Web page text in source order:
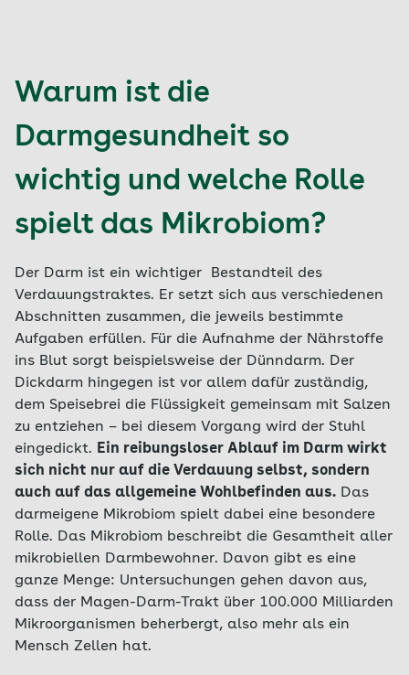
Warum ist die
Darmgesundheit so
wichtig und welche Rolle
spielt das Mikrobiom?
Der Darm ist ein wichtiger Bestandteil des
Verdauungstraktes. Er setzt sich aus verschiedenen
Abschnitten zusammen, die jeweils bestimmte
Aufgaben erfüllen. Für die Aufnahme der Nährstoffe
ins Blut sorgt beispielsweise der Dünndarm. Der
Dickdarm hingegen ist vor allem dafür zuständig,
dem Speisebrei die Flüssigkeit gemeinsam mit Salzen
zu entziehen – bei diesem Vorgang wird der Stuhl
eingedickt. Ein reibungsloser Ablauf im Darm wirkt
sich nicht nur auf die Verdauung selbst, sondern
auch auf das allgemeine Wohlbefinden aus. Das
darmeigene Mikrobiom spielt dabei eine besondere
Rolle. Das Mikrobiom beschreibt die Gesamtheit aller
mikrobiellen Darmbewohner. Davon gibt es eine
ganze Menge: Untersuchungen gehen davon aus,
dass der Magen-Darm-Trakt über 100.000 Milliarden
Mikroorganismen beherbergt, also mehr als ein
Mensch Zellen hat.